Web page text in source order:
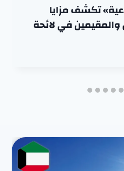
تكشف مزايا
في لائحة